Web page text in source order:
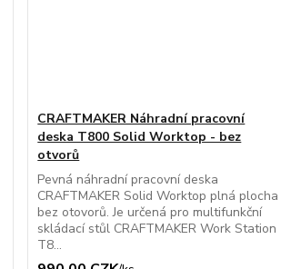
CRAFTMAKER Náhradní pracovní
deska T800 Solid Worktop - bez
otvorů
Pevná náhradní pracovní deska
CRAFTMAKER Solid Worktop plná plocha
bez otovorů. Je určená pro multifunkční
skládací stůl CRAFTMAKER Work Station
T8...